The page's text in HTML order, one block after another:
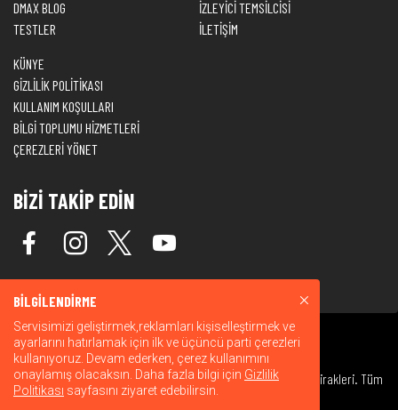
DMAX BLOG
TESTLER
İZLEYİCİ TEMSİLCİSİ
İLETİŞİM
KÜNYE
GİZLİLİK POLİTİKASI
KULLANIM KOŞULLARI
BİLGİ TOPLUMU HİZMETLERİ
ÇEREZLERİ YÖNET
BİZİ TAKİP EDİN
© 2026 Warner Bros. Discovery, Inc. veya bağlı kuruluşları ve iştirakleri. Tüm
hakları saklıdır.
BİLGİLENDİRME
Servisimizi geliştirmek,reklamları kişiselleştirmek ve
ayarlarını hatırlamak için ilk ve üçüncü parti çerezleri
kullanıyoruz. Devam ederken, çerez kullanımını
onaylamış olacaksın. Daha fazla bilgi için Gizlilik
Politikası sayfasını ziyaret edebilirsin.